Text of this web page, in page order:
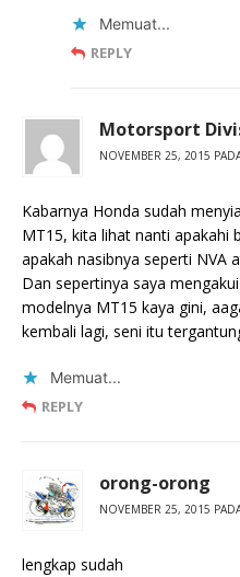
Memuat...
REPLY
Motorsport
NOVEMBER 25, 2015
Kabarnya Honda sudah
MT15, kita lihat nanti apakahi
apakah nasibnya seperti NVA
Dan sepertinya saya
modelnya MT15 kaya gini,
kembali lagi, seni itu
Memuat...
REPLY
orong-orong
NOVEMBER 25, 2015
lengkap sudah